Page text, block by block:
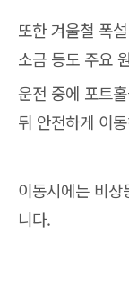
또한 겨울철 폭
소금 등도 주요
운전 중에 포트
뒤 안전하게 이
이동시에는 비
니다.